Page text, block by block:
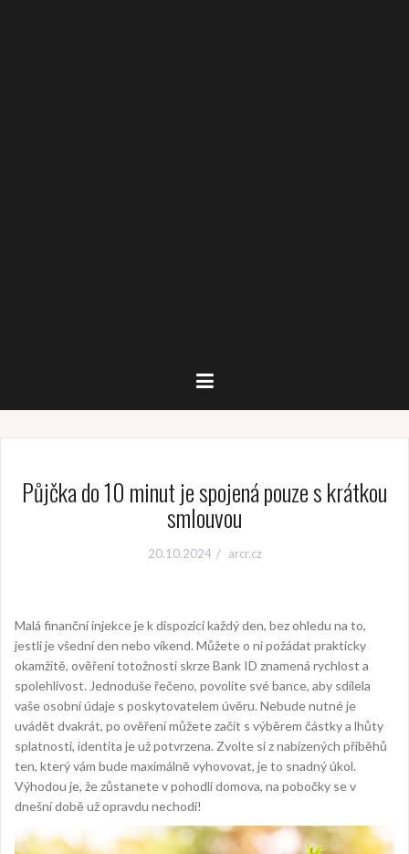
Půjčka do 10 minut je spojená pouze s krátkou
smlouvou
20.10.2024 arcr.cz
Malá finanční injekce je k dispozici každý den, bez ohledu na to,
jestli je všední den nebo víkend. Můžete o ni požádat prakticky
okamžitě, ověření totožnosti skrze Bank ID znamená rychlost a
spolehlivost. Jednoduše řečeno, povolíte své bance, aby sdílela
vaše osobní údaje s poskytovatelem úvěru. Nebude nutné je
uvádět dvakrát, po ověření můžete začít s výběrem částky a lhůty
splatnosti, identita je už potvrzena. Zvolte si z nabízených příběhů
ten, který vám bude maximálně vyhovovat, je to snadný úkol.
Výhodou je, že zůstanete v pohodlí domova, na pobočky se v
dnešní době už opravdu nechodí!